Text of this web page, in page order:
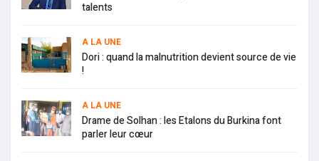
talents
A LA UNE
Dori : quand la malnutrition devient source de vie
!
A LA UNE
Drame de Solhan : les Etalons du Burkina font
parler leur cœur